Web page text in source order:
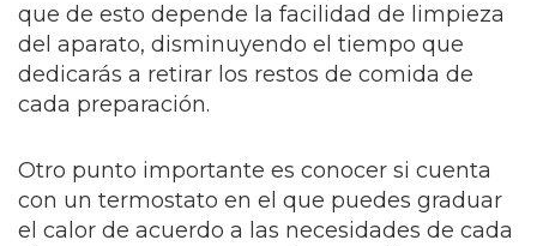
que de esto depende la facilidad de limpieza
del aparato, disminuyendo el tiempo que
dedicarás a retirar los restos de comida de
cada preparación.
Otro punto importante es conocer si cuenta
con un termostato en el que puedes graduar
el calor de acuerdo a las necesidades de cada